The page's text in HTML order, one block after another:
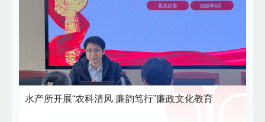
水产所开展“农科清风 廉韵笃行”廉政文化教育